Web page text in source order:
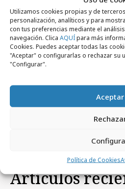
Utilizamos cookies propias y de
personalización, analíticos y para
con tus preferencias mediante el
navegación. Clica AQUÍpara más
Cookies. Puedes aceptar todas las
"Aceptar" o configurarlas o rechazar su
"Configurar".
Aceptar
Política de Cookies
Por qué los
apuestan por la
Artículos